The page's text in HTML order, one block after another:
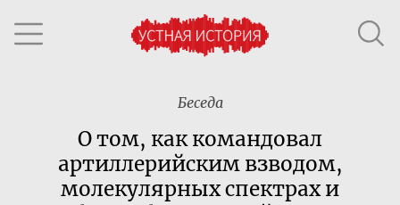
Беседа
О том, как командовал
артиллерийским взводом,
молекулярных спектрах и